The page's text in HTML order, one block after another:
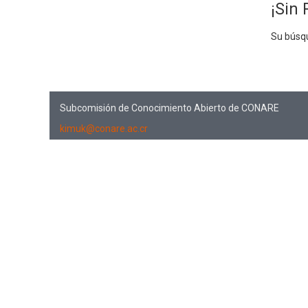
¡Sin
Su
Subcomisión de Conocimiento Abierto de CONARE
kimuk@conare.ac.cr